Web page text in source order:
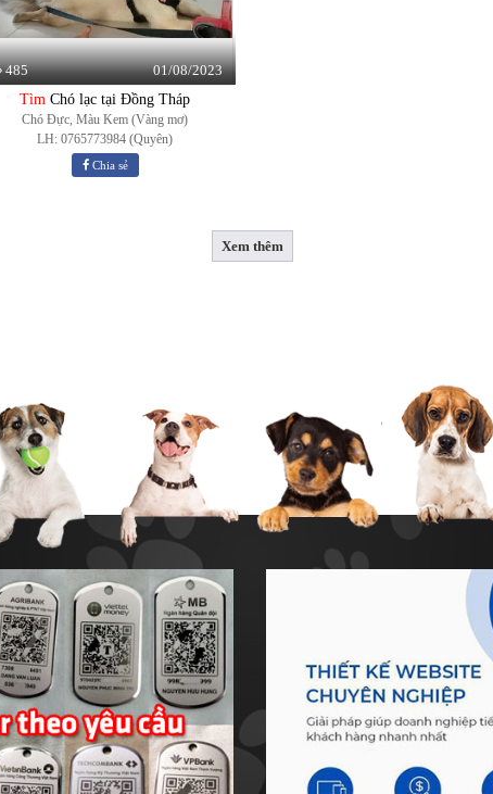
485
01/08/2023
TìmChó lạc tại Đồng Tháp
Chó Đực, Màu Kem (Vàng mơ)
LH: 0765773984 (Quyên)
Chia sẻ
Xem thêm